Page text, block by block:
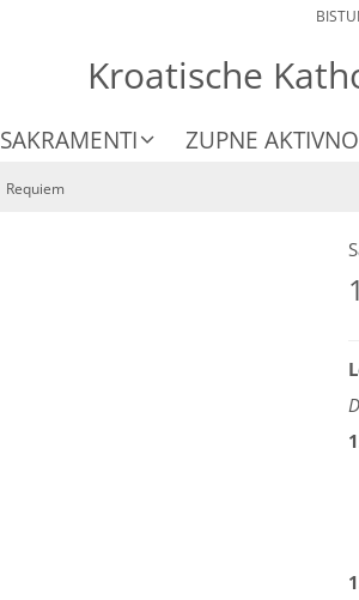
Kroatische
SAKRAMENTI ZUPNE
Requiem